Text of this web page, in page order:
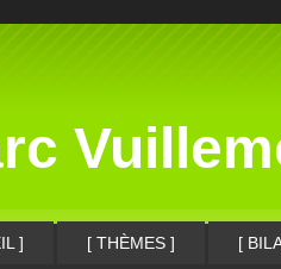
] [ THÈMES ] [